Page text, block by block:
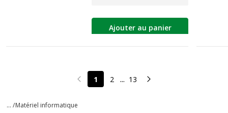
Ajouter au panier
Page précédente
1 2 ... 13 Page suivante
... /Matériel informatique